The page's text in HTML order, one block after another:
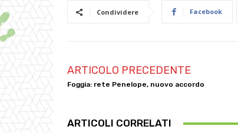
Condividere Facebook
ARTICOLO PRECEDENTE
Foggia: rete Penelope, nuovo accordo
ARTICOLI CORRELATI